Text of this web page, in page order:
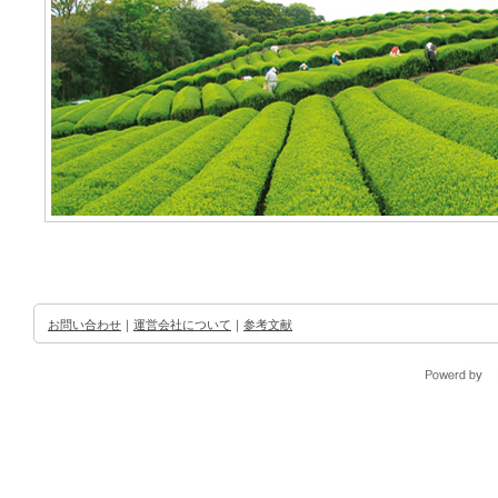
お問い合わせ ｜ 運営会社について ｜ 参考文献